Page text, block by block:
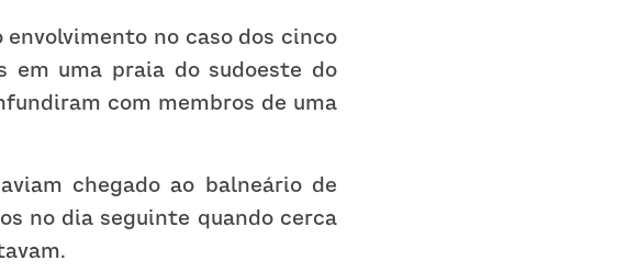
envolvimento no caso dos cinco
em uma praia do sudoeste do
com membros de uma
chegado ao balneário de
no dia seguinte quando cerca